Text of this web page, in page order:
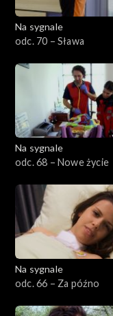
Na sygnale
odc. 70 – Sława
Na sygnale
odc. 68 – Nowe życie
Na sygnale
odc. 66 – Za późno